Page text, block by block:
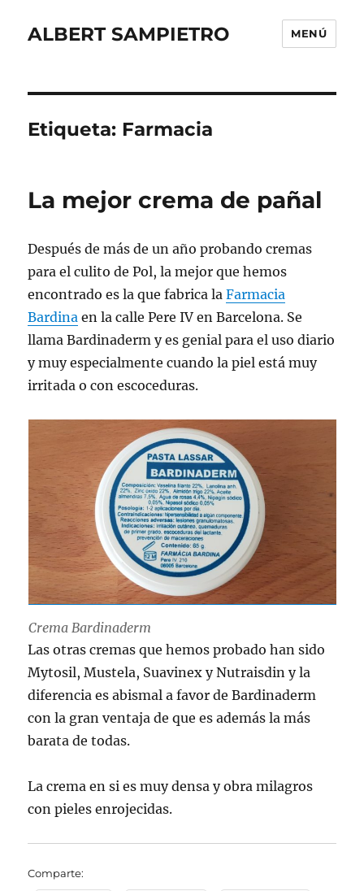
ALBERT SAMPIETRO MENÚ
Etiqueta: Farmacia
La mejor crema de pañal
Después de más de un año probando cremas
para el culito de Pol, la mejor que hemos
encontrado es la que fabrica laFarmacia
Bardina en la calle Pere IV en Barcelona. Se
llama Bardinaderm y es genial para el uso diario
y muy especialmente cuando la piel está muy
irritada o con escoceduras.
Crema Bardinaderm
Las otras cremas que hemos probado han sido
Mytosil, Mustela, Suavinex y Nutraisdin y la
diferencia es abismal a favor de Bardinaderm
con la gran ventaja de que es además la más
barata de todas.
La crema en si es muy densa y obra milagros
con pieles enrojecidas.
Comparte: